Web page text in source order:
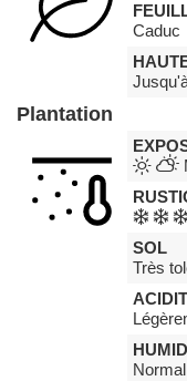
Caduc
Plantation
SOL
Très
Normal